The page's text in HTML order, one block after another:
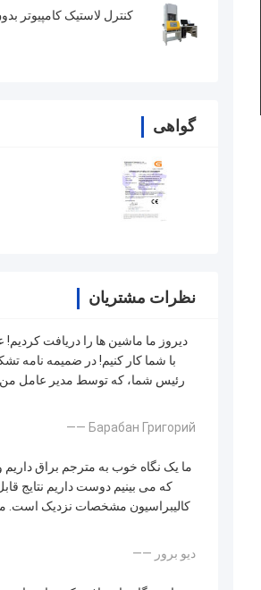
کنترل لاستیک کامپیوتر
گواهی
نظرات مشتریان
دیروز ما ماشین ها را دریافت کردیم!
با شما کار کنیم! در ضمیمه نامه
رئیس شما، که توسط مدیر عامل
—— Барабан Григорий
ما یک نگاه خوب به مترجم براق داریم
که می بینیم دوست داریم نتایج
کالیبراسیون مشخصات نزدیک است.
—— دیو برور